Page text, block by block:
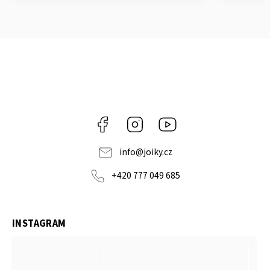
Facebook Instagram
info@joiky.cz
+420 777 049 685
INSTAGRAM